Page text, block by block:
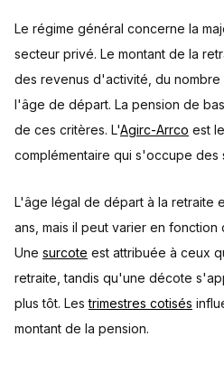
Le régime général concerne la
secteur privé. Le montant de la
des revenus d'activité, du
l'âge de départ. La pension de
de ces critères. L'Agirc-Arrco est
complémentaire qui s'occupe des
L'âge légal de départ à la retraite
ans, mais il peut varier en fonction
Une surcote est attribuée à ceux
retraite, tandis qu'une décote
plus tôt. Lestrimestres cotisés
montant de la pension.